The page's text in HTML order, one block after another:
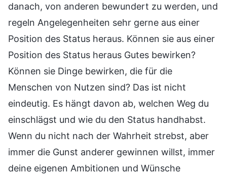
danach, von anderen bewundert zu werden, und
regeln Angelegenheiten sehr gerne aus einer
Position des Status heraus. Können sie aus einer
Position des Status heraus Gutes bewirken?
Können sie Dinge bewirken, die für die
Menschen von Nutzen sind? Das ist nicht
eindeutig. Es hängt davon ab, welchen Weg du
einschlägst und wie du den Status handhabst.
Wenn du nicht nach der Wahrheit strebst, aber
immer die Gunst anderer gewinnen willst, immer
deine eigenen Ambitionen und Wünsche